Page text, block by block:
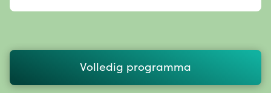
Volledig programma